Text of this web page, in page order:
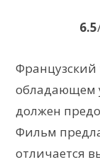
6.5
Французский
обладающем
должен
Фильм
отличается